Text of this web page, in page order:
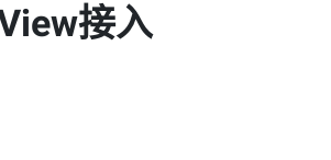
接入